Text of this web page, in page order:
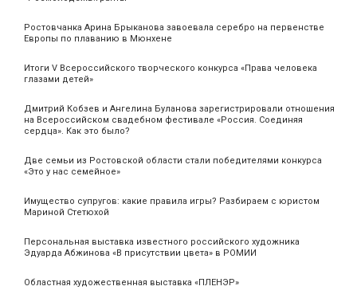
Ростовчанка Арина Брыканова завоевала серебро на первенстве
Европы по плаванию в Мюнхене
Итоги V Всероссийского творческого конкурса «Права человека
глазами детей»
Дмитрий Кобзев и Ангелина Буланова зарегистрировали отношения
на Всероссийском свадебном фестивале «Россия. Соединяя
сердца». Как это было?
Две семьи из Ростовской области стали победителями конкурса
«Это у нас семейное»
Имущество супругов: какие правила игры? Разбираем с юристом
Мариной Стетюхой
Персональная выставка известного российского художника
Эдуарда Абжинова «В присутствии цвета» в РОМИИ
Областная художественная выставка «ПЛЕНЭР»